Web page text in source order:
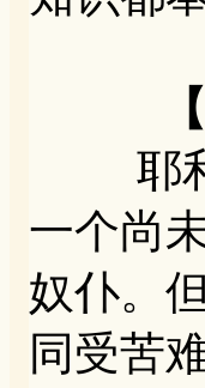
耶利
一个尚
奴仆。
同受苦